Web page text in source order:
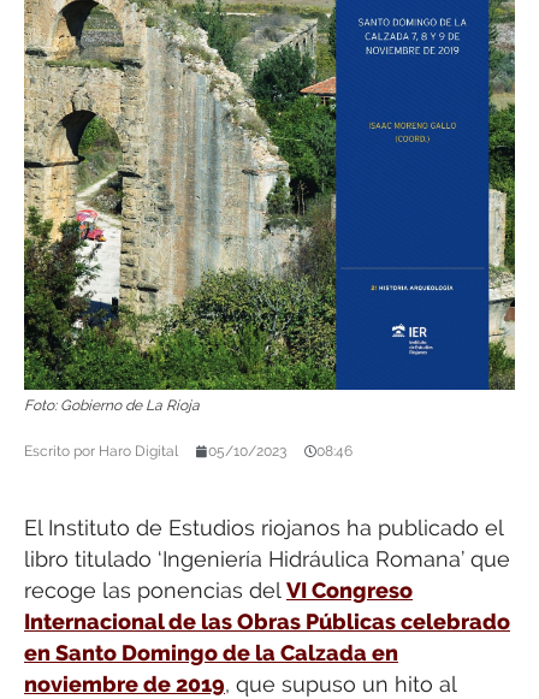
Foto: Gobierno de La Rioja
Escrito por Haro Digital 05/10/2023 08:46
El Instituto de Estudios riojanos ha publicado el
libro titulado ‘Ingeniería Hidráulica Romana’ que
recoge las ponencias delVI Congreso
Internacional de las Obras Públicas celebrado
en Santo Domingo de la Calzada en
noviembre de 2019, que supuso un hito al